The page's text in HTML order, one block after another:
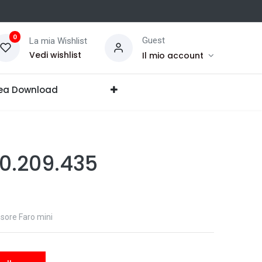
0 La mia Wishlist
Vedi wishlist
Guest
Il mio account
Download
Faro mini